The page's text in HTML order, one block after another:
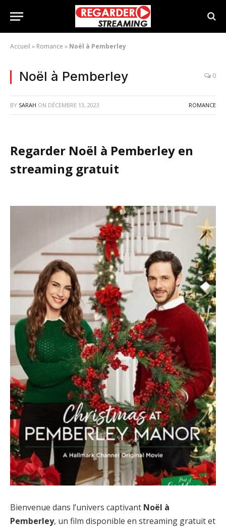
Accueil » Romance » Noël à Pemberley
Noël à Pemberley 0
BY SARAH ON DÉCEMBRE 13, 2023 ROMANCE
Regarder Noël à Pemberley en
streaming gratuit
Bienvenue dans l’univers captivant Noël à
Pemberley, un film disponible en streaming gratuit et